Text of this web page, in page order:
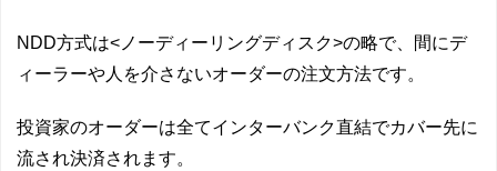
NDD方式は<ノーディーリングディスク>の略で、間にデ
ィーラーや人を介さないオーダーの注文方法です。
投資家のオーダーは全てインターバンク直結でカバー先に
流され決済されます。